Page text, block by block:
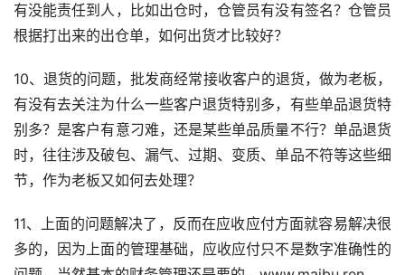
有没能责任到人，比如出仓时，仓管员有没有签名？仓管员
根据打出来的出仓单，如何出货才比较好？
10、退货的问题，批发商经常接收客户的退货，做为老板，
有没有去关注为什么一些客户退货特别多，有些单品退货特
别多？是客户有意刁难，还是某些单品质量不行？单品退货
时，往往涉及破包、漏气、过期、变质、单品不符等这些细
节，作为老板又如何去处理？
11、上面的问题解决了，反而在应收应付方面就容易解决很
多的，因为上面的管理基础，应收应付只不是数字准确性的